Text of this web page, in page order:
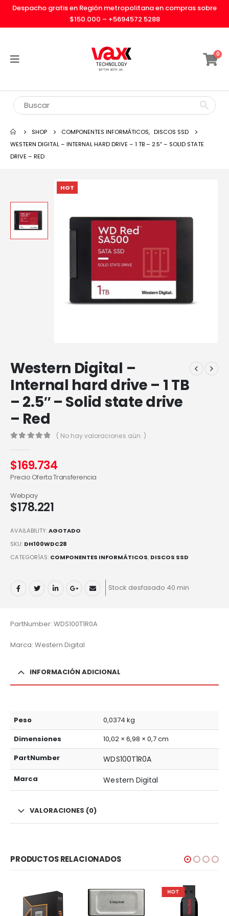
Despacho gratis en Región metropolitana en compras sobre
$150.000 – +5694572 5288
0
SHOP COMPONENTES INFORMÁTICOS, DISCOS SSD
WESTERN DIGITAL – INTERNAL HARD DRIVE – 1 TB – 2.5″ – SOLID STATE
DRIVE – RED
HOT
Western Digital –
Internal hard drive – 1 TB
– 2.5″ – Solid state drive
– Red
( No hay valoraciones aún. )
$169.734
Precio Oferta Transferencia
$178.221
Webpay
AVAILABILITY:AGOTADO
SKU: DH100WDC28
CATEGORÍAS: COMPONENTES INFORMÁTICOS, DISCOS SSD
Stock desfasado 40 min
PartNumber: WDS100T1R0A
Marca: Western Digital
INFORMACIÓN ADICIONAL
Peso
0,0374 kg
Dimensiones
10,02 × 6,98 × 0,7 cm
PartNumber
WDS100T1R0A
Marca Western Digital
VALORACIONES (0)
PRODUCTOS RELACIONADOS
HOT